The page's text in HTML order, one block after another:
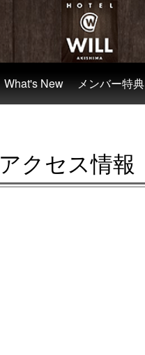
What's New メンバー特典
アクセス情報